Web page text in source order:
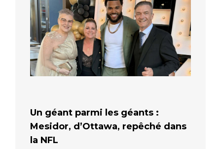
Un géant parmi les géants :
Mesidor, d’Ottawa, repêché dans
la NFL